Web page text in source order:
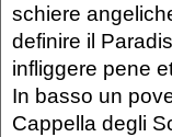
schiere
definire il
infliggere pene
In basso un
Cappella degli